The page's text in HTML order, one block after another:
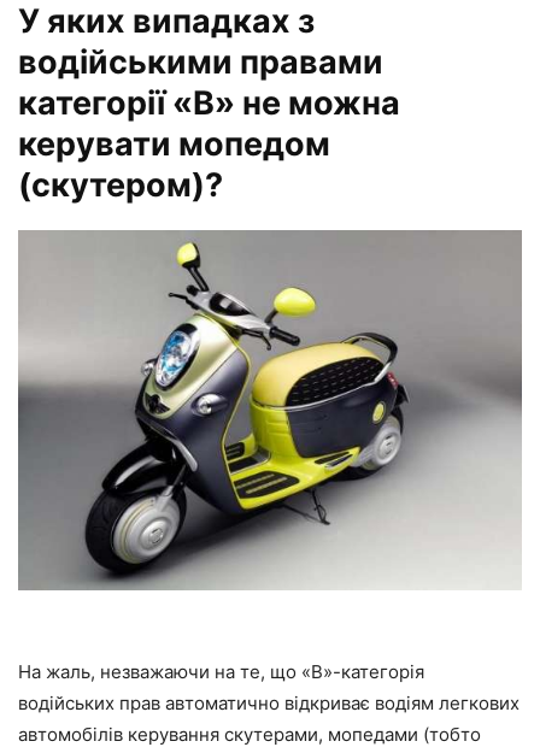
У яких випадках з
водійськими правами
категорії «В» не можна
керувати мопедом
(скутером)?
На жаль, незважаючи на те, що «В»-категорія
водійських прав автоматично відкриває водіям легкових
автомобілів керування скутерами, мопедами (тобто